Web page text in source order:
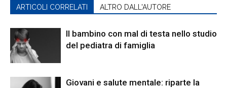
ARTICOLI CORRELATI ALTRO DALL'AUTORE
Il bambino con mal di testa nello studio
del pediatra di famiglia
Giovani e salute mentale: riparte la